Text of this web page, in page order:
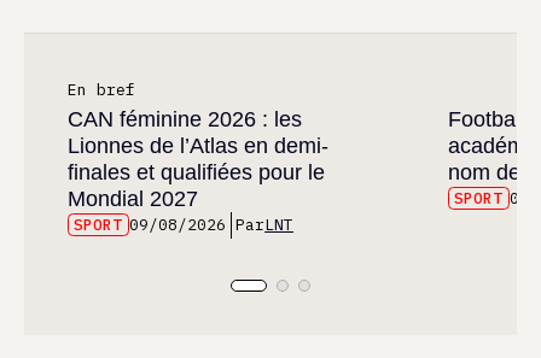
En bref
CAN féminine 2026 : les
Lionnes de l’Atlas en demi-
finales et qualifiées pour le
Mondial 2027
SPORT 09/08/2026 ParLNT
Football
nom de
SPORT 09/